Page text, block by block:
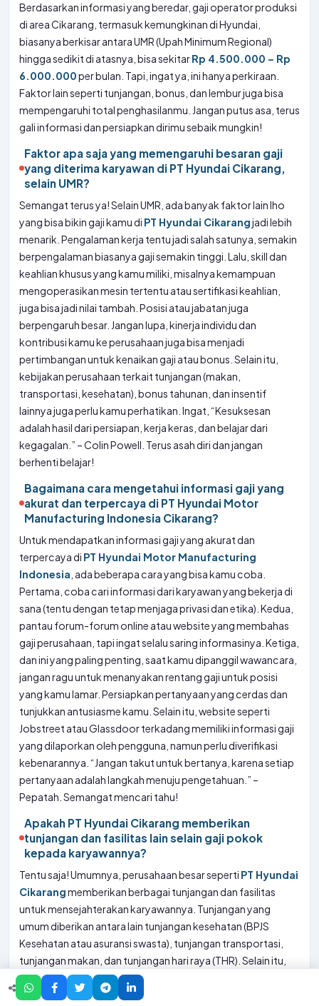
Berdasarkan informasi yang beredar, gaji operator produksi
di area Cikarang, termasuk kemungkinan di Hyundai,
biasanya berkisar antara UMR (Upah Minimum Regional)
hingga sedikit di atasnya, bisa sekitarRp 4.500.000 – Rp
6.000.000per bulan. Tapi, ingat ya, ini hanya perkiraan.
Faktor lain seperti tunjangan, bonus, dan lembur juga bisa
mempengaruhi total penghasilanmu. Jangan putus asa, terus
gali informasi dan persiapkan dirimu sebaik mungkin!
Faktor apa saja yang memengaruhi besaran gaji
yang diterima karyawan di PT Hyundai Cikarang,
selain UMR?
Semangat terus ya! Selain UMR, ada banyak faktor lain lho
yang bisa bikin gaji kamu di PT Hyundai Cikarangjadi lebih
menarik. Pengalaman kerja tentu jadi salah satunya, semakin
berpengalaman biasanya gaji semakin tinggi. Lalu, skill dan
keahlian khusus yang kamu miliki, misalnya kemampuan
mengoperasikan mesin tertentu atau sertifikasi keahlian,
juga bisa jadi nilai tambah. Posisi atau jabatan juga
berpengaruh besar. Jangan lupa, kinerja individu dan
kontribusi kamu ke perusahaan juga bisa menjadi
pertimbangan untuk kenaikan gaji atau bonus. Selain itu,
kebijakan perusahaan terkait tunjangan (makan,
transportasi, kesehatan), bonus tahunan, dan insentif
lainnya juga perlu kamu perhatikan. Ingat, “Kesuksesan
adalah hasil dari persiapan, kerja keras, dan belajar dari
kegagalan.” – Colin Powell. Terus asah diri dan jangan
berhenti belajar!
Bagaimana cara mengetahui informasi gaji yang
akurat dan terpercaya di PT Hyundai Motor
Manufacturing Indonesia Cikarang?
Untuk mendapatkan informasi gaji yang akurat dan
terpercaya di PT Hyundai Motor Manufacturing
Indonesia , ada beberapa cara yang bisa kamu coba.
Pertama, coba cari informasi dari karyawan yang bekerja di
sana (tentu dengan tetap menjaga privasi dan etika). Kedua,
pantau forum-forum online atau website yang membahas
gaji perusahaan, tapi ingat selalu saring informasinya. Ketiga,
dan ini yang paling penting, saat kamu dipanggil wawancara,
jangan ragu untuk menanyakan rentang gaji untuk posisi
yang kamu lamar. Persiapkan pertanyaan yang cerdas dan
tunjukkan antusiasme kamu. Selain itu, website seperti
Jobstreet atau Glassdoor terkadang memiliki informasi gaji
yang dilaporkan oleh pengguna, namun perlu diverifikasi
kebenarannya. “Jangan takut untuk bertanya, karena setiap
pertanyaan adalah langkah menuju pengetahuan.” –
Pepatah. Semangat mencari tahu!
Apakah PT Hyundai Cikarang memberikan
tunjangan dan fasilitas lain selain gaji pokok
kepada karyawannya?
Tentu saja! Umumnya, perusahaan besar seperti PT Hyundai
Cikarangmemberikan berbagai tunjangan dan fasilitas
untuk mensejahterakan karyawannya. Tunjangan yang
umum diberikan antara lain tunjangan kesehatan (BPJS
Kesehatan atau asuransi swasta), tunjangan transportasi,
tunjangan makan, dan tunjangan hari raya (THR). Selain itu,
beberapa perusahaan juga memberikan fasilitas seperti
tempat ibadah, kantin, area parkir, dan program